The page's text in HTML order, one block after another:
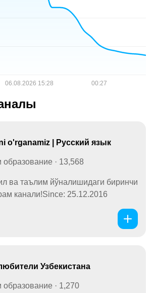
o'rganamiz | Русский язык
образование · 13,568
ва таълим йўналишидаги биринчи
канали!Since: 25.12.2016
Узбекистана
образование · 1,270